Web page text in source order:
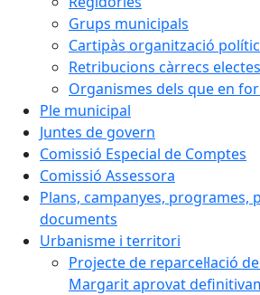
Grups municipals
Cartipàs organització
Retribucions càrrecs electes
Organismes dels que en
Ple municipal
Juntes de govern
Comissió Especial de Comptes
Comissió Assessora
Plans, campanyes, programes,
documents
Urbanisme i territori
Projecte de reparcel·lació
Margarit aprovat